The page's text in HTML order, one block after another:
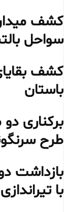
کشف
سواحل
باستان
برکناری
طرح
بازداشت
با